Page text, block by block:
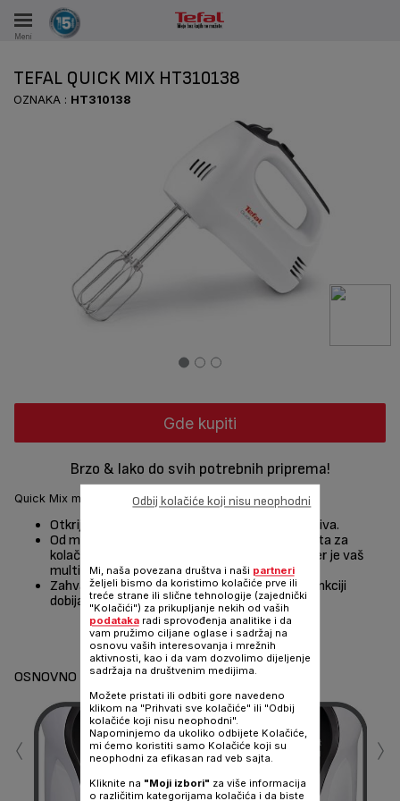
Meni
U PERIODU OD 15 GODINA
TEFAL QUICK MIX HT310138
OZNAKA : HT310138
Gde kupiti
Brzo & lako do svih potrebnih priprema!
Quick Mix mikser: idealan partner u vašoj kuhinji!
Otkrijte lepotu u pripremi domaćih kolača i peciva.
Od mućenja belanaca do miksiranja retkog testa za
kolače i mešenja testa za picu, Quick Mix mikser je vaš
multifunkcionalan, snažan partner u kuhinji!
Zahvaljujući podešavanju od 5 brzina i turbo funkciji
dobijate savršene rezultate svaki put.
Podeli Pošalji
OSNOVNO
‹ ›
Mi, naša povezana društva i naši partneri
željeli bismo da koristimo kolačiće prve ili
treće strane ili slične tehnologije (zajednički
"Kolačići") za prikupljanje nekih od vaših
podatakaradi sprovođenja analitike i da
vam pružimo ciljane oglase i sadržaj na
osnovu vaših interesovanja i mrežnih
aktivnosti, kao i da vam dozvolimo dijeljenje
sadržaja na društvenim medijima.
Možete pristati ili odbiti gore navedeno
klikom na "Prihvati sve kolačiće" ili "Odbij
kolačiće koji nisu neophodni".
Napominjemo da ukoliko odbijete Kolačiće,
mi ćemo koristiti samo Kolačiće koji su
neophodni za efikasan rad veb sajta.
Kliknite na "Moji izbori" za više informacija
o različitim kategorijama kolačića i da biste
Odbij kolačiće koji nisu neophodni